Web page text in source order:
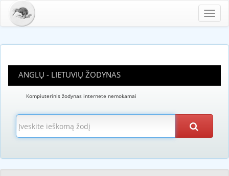
ANGLŲ - LIETUVIŲ ŽODYNAS
Kompiuterinis žodynas internete nemokamai